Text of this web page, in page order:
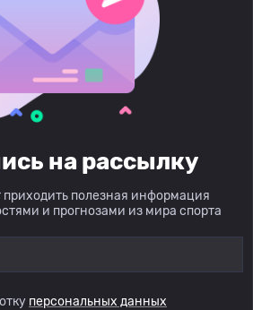
на рассылку
приходить полезная информация
и прогнозами из мира спорта
персональных данных